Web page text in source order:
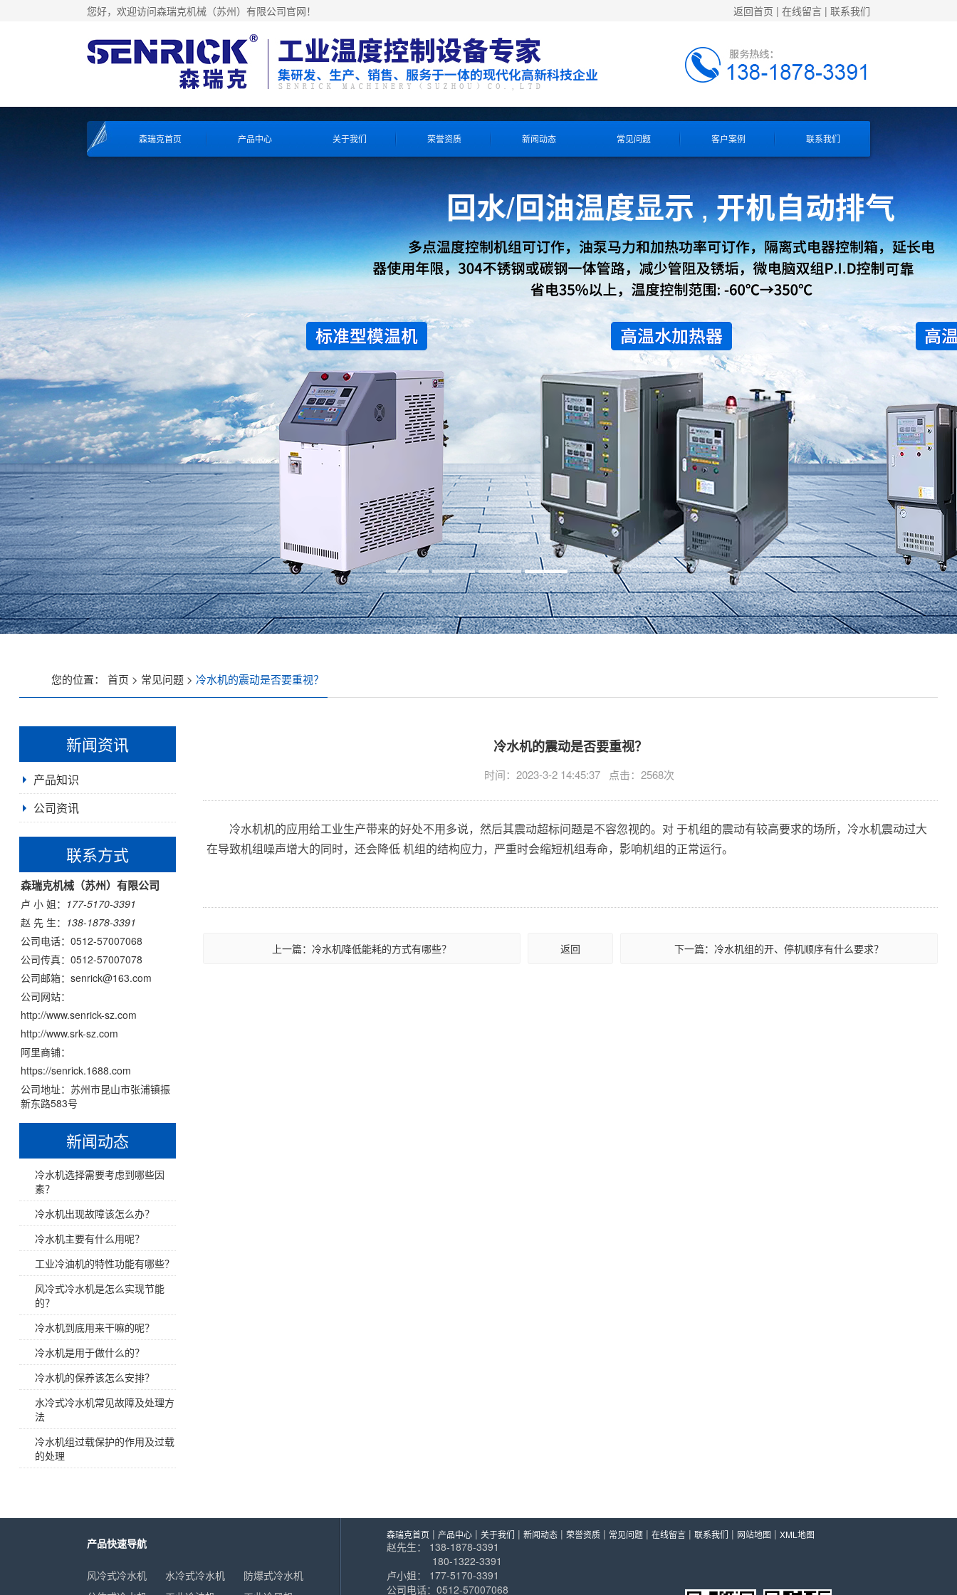
您好，欢迎访问森瑞克机械（苏州）有限公司官网！ 返回首页 | 在线留言 | 联系我们
森瑞克首页 产品中心
工业冷水机系列
风冷式冷水机
水冷式冷水机
低温式水冷机
冷热一体恒温机
行业专用制冷设备
螺杆式冷水机系列
螺杆式冷水机系列
螺杆式冷水机系列
螺杆式冷水机系列
螺杆式冷水机系列
低温螺杆式冷水机
水冷式冷油机
风冷式冷风机
关于我们 荣誉资质 新闻动态
公司资讯
常见问题 客户案例 联系我们
您的位置： 首页 > 常见问题> 冷水机的震动是否要重视？
新闻资讯
产品知识
公司资讯
联系方式
森瑞克机械（苏州）有限公司
卢 小 姐： 177-5170-3391
赵 先 生： 138-1878-3391
公司电话： 0512-57007068
公司传真： 0512-57007078
公司邮箱： senrick@163.com
公司网站：
http://www.senrick-sz.com
http://www.srk-sz.com
阿里商铺：
https://senrick.1688.com
公司地址： 苏州市昆山市张浦镇振
新东路583号
新闻动态
冷水机选择需要考虑到哪些因
素？
冷水机出现故障该怎么办？
冷水机主要有什么用呢？
工业冷油机的特性功能有哪些？
风冷式冷水机是怎么实现节能
的？
冷水机到底用来干嘛的呢？
冷水机是用于做什么的？
冷水机的保养该怎么安排？
水冷式冷水机常见故障及处理方
法
冷水机组过载保护的作用及过载
的处理
冷水机的震动是否要重视？
时间：2023-3-2 14:45:37 点击：2568次
冷水机机的应用给工业生产带来的好处不用多说，然后其震动超标问题是不容忽视的。对 于机组的震动有较高要求的场所，冷水机震动过大
在导致机组噪声增大的同时，还会降低 机组的结构应力，严重时会缩短机组寿命，影响机组的正常运行。
返回
上一篇：冷水机降低能耗的方式有哪些？ 下一篇：冷水机组的开、停机顺序有什么要求？
产品快速导航
风冷式冷水机 水冷式冷水机
防爆式冷水机
森瑞克首页 | 产品中心 | 关于我们 | 新闻动态 | 荣誉资质 | 常见问题 | 在线留言 | 联系我们 | 网站地图 | XML地图
赵先生： 138-1878-3391
180-1322-3391
卢小姐： 177-5170-3391
公司电话：0512-57007068